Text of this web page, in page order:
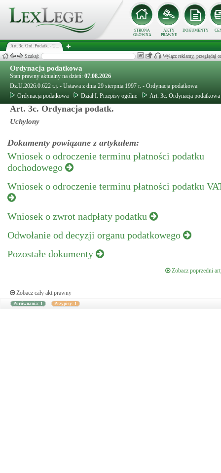
STRONA
GŁÓWNA
AKTY
PRAWNE
DOKUMENTY
Art. 3c. Ord. Podatk. - U...
Szukaj: Wyłącz reklamy, przeglądaj
Ordynacja podatkowa
Stan prawny aktualny na dzień: 07.08.2026
Dz.U.2026.0.622 t.j. - Ustawa z dnia 29 sierpnia 1997 r. - Ordynacja podatkowa
Ordynacja podatkowa
Dział I. Przepisy ogólne Art. 3c. Ordynacja podatkowa
Art. 3c. Ordynacja podatk.
Uchylony
Dokumenty powiązane z artykułem:
Wniosek o odroczenie terminu płatności podatku
dochodowego
Wniosek o odroczenie terminu płatności podatku
Wniosek o zwrot nadpłaty podatku
Odwołanie od decyzji organu podatkowego
Pozostałe dokumenty
Zobacz poprzedni
Zobacz cały akt prawny
Porównania: 1 Przypisy: 1